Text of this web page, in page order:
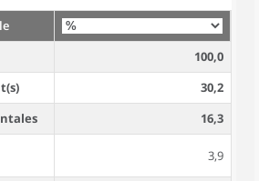
100,0
30,2
16,3
3,9